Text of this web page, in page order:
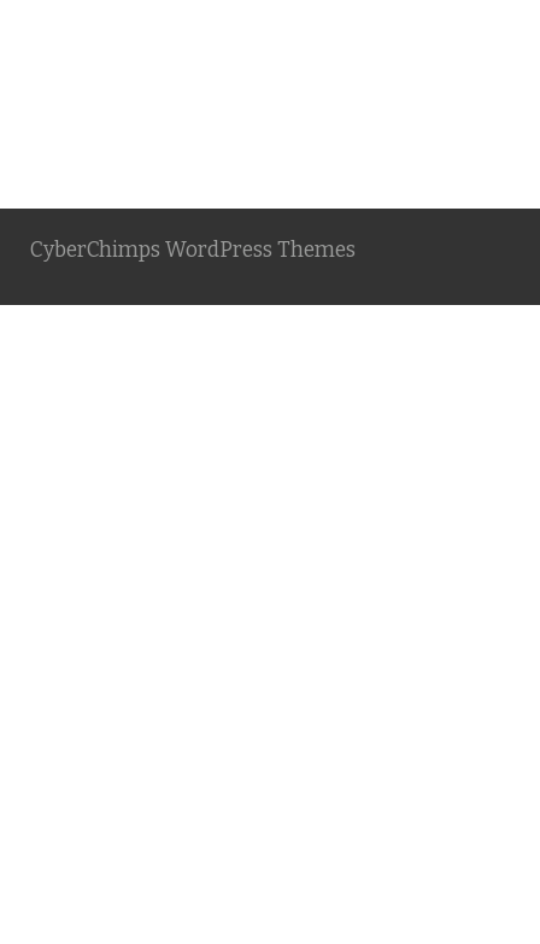
CyberChimps WordPress Themes